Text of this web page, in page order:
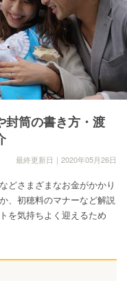
封筒の書き方・渡
最終更新日｜2020年05月26日
どさまざまなお金がかかり
、初穂料のマナーなど解説
を気持ちよく迎えるため